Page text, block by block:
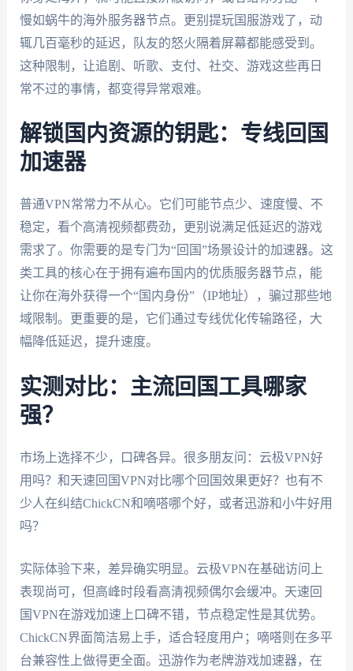
慢如蜗牛的海外服务器节点。更别提玩国服游戏了，动
辄几百毫秒的延迟，队友的怒火隔着屏幕都能感受到。
这种限制，让追剧、听歌、支付、社交、游戏这些再日
常不过的事情，都变得异常艰难。
解锁国内资源的钥匙：专线回国
加速器
普通VPN常常力不从心。它们可能节点少、速度慢、不
稳定，看个高清视频都费劲，更别说满足低延迟的游戏
需求了。你需要的是专门为“回国”场景设计的加速器。这
类工具的核心在于拥有遍布国内的优质服务器节点，能
让你在海外获得一个“国内身份”（IP地址），骗过那些地
域限制。更重要的是，它们通过专线优化传输路径，大
幅降低延迟，提升速度。
实测对比：主流回国工具哪家
强？
市场上选择不少，口碑各异。很多朋友问：云极VPN好
用吗？和天速回国VPN对比哪个回国效果更好？也有不
少人在纠结ChickCN和嘀嗒哪个好，或者迅游和小牛好用
吗？
实际体验下来，差异确实明显。云极VPN在基础访问上
表现尚可，但高峰时段看高清视频偶尔会缓冲。天速回
国VPN在游戏加速上口碑不错，节点稳定性是其优势。
ChickCN界面简洁易上手，适合轻度用户；嘀嗒则在多平
台兼容性上做得更全面。迅游作为老牌游戏加速器，在